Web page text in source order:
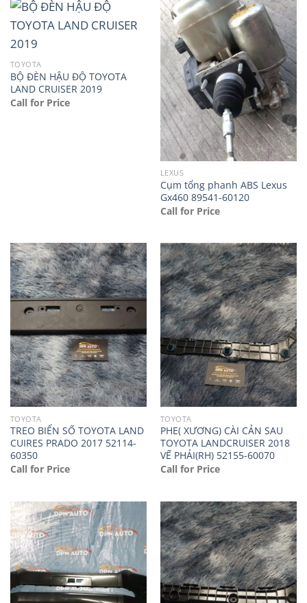
TOYOTA
BỘ ĐÈN HẬU ĐỘ TOYOTA
LAND CRUISER 2019
Call for Price
LEXUS
Cụm tổng phanh ABS Lexus
Gx460 89541-60120
Call for Price
TOYOTA
TREO BIỂN SỐ TOYOTA LAND
CUIRES PRADO 2017 52114-
60350
Call for Price
TOYOTA
PHE( XƯƠNG) CÀI CẢN SAU
TOYOTA LANDCRUISER 2018
VẾ PHẢI(RH) 52155-60070
Call for Price